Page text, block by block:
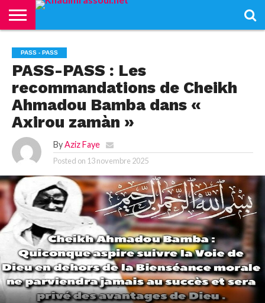
KHADIMRASSOUL
LE
MOURIDISME
ACTUALITÉS
CONTRIBUTIONS
PASS
–
PASS
NETALI
BOROM
NDAME
L’ISLAM
VIDÉOS
PASS - PASS
PASS-PASS : Les
recommandations de Cheikh
Ahmadou Bamba dans «
Axirou zamàn »
By Aziz Faye
Posted on 13 novembre 2025